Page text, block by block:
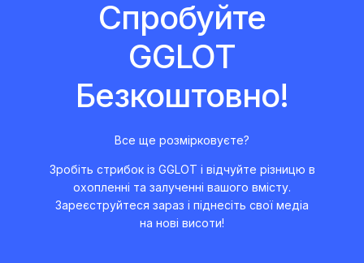
Спробуйте
GGLOT
Безкоштовно!
Все ще розмірковуєте?
Зробіть стрибок із GGLOT і відчуйте різницю в
охопленні та залученні вашого вмісту.
Зареєструйтеся зараз і піднесіть свої медіа
на нові висоти!